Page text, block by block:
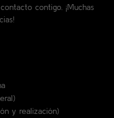
contigo. ¡Muchas
y realización)